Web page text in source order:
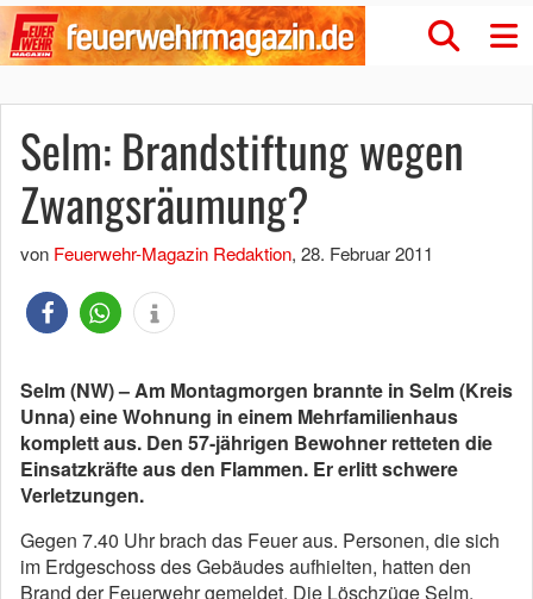
Selm: Brandstiftung wegen
Zwangsräumung?
von Feuerwehr-Magazin Redaktion, 28. Februar 2011
Selm (NW) – Am Montagmorgen brannte in Selm (Kreis
Unna) eine Wohnung in einem Mehrfamilienhaus
komplett aus. Den 57-jährigen Bewohner retteten die
Einsatzkräfte aus den Flammen. Er erlitt schwere
Verletzungen.
Gegen 7.40 Uhr brach das Feuer aus. Personen, die sich
im Erdgeschoss des Gebäudes aufhielten, hatten den
Brand der Feuerwehr gemeldet. Die Löschzüge Selm,